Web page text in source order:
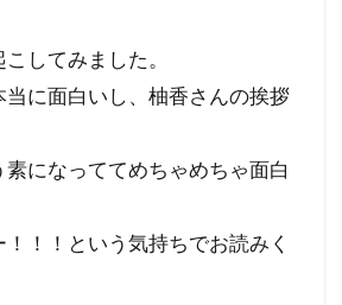
してみました。
に面白いし、柚香さんの挨拶
になっててめちゃめちゃ面白
！！という気持ちでお読みく